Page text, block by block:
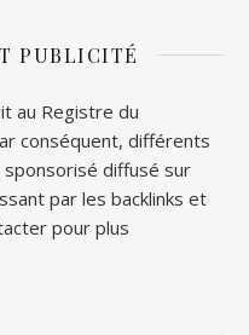
PUBLICITÉ
au Registre du
conséquent, différents
diffusé sur
par les backlinks et
pour plus